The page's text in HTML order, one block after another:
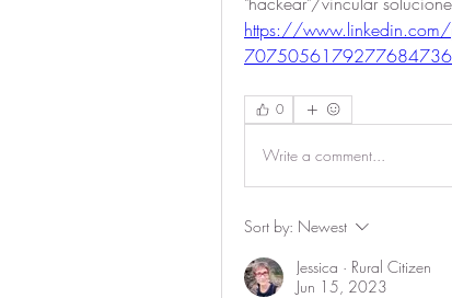
https://www.linkedin.com/
7075056179277684736-
0
Write a comment...
Sort by: Newest
Jessica · Rural Citizen
Jun 15, 2023